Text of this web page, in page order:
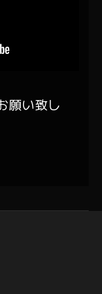
願い致し